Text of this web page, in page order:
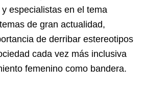
especialistas en el tema
de gran actualidad,
de derribar estereotipos
cada vez más inclusiva
femenino como bandera.